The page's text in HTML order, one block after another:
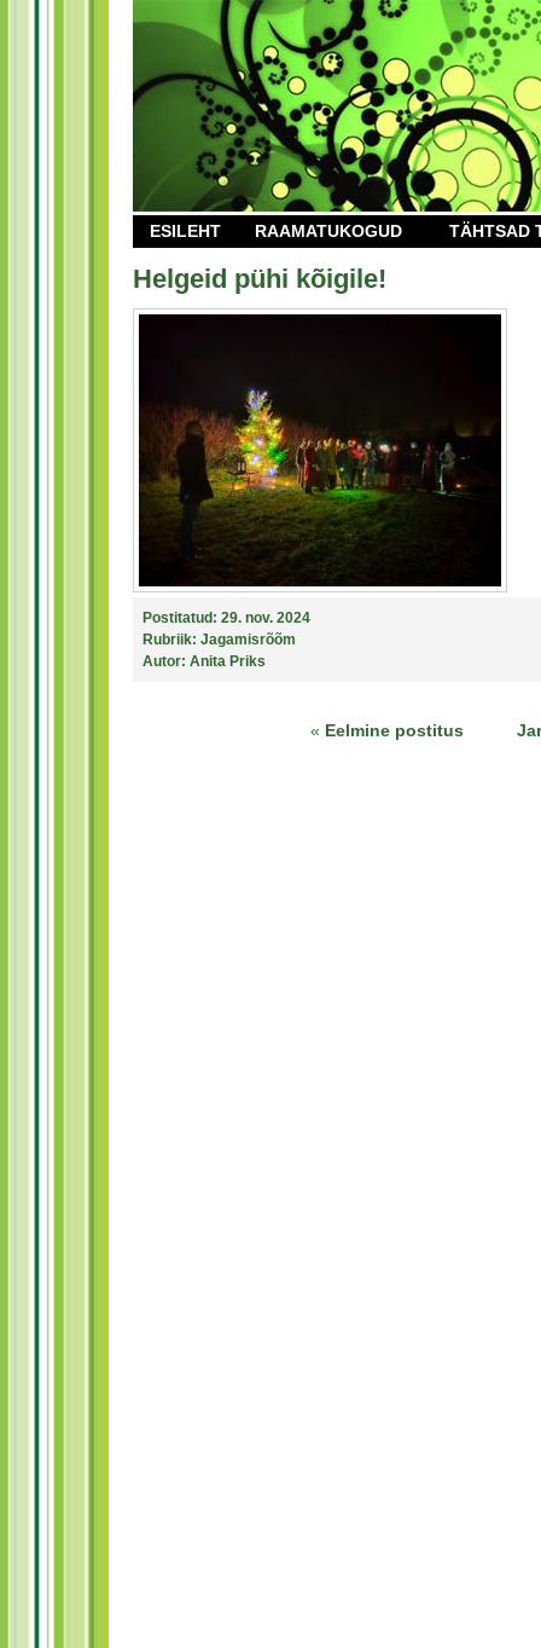
ESILEHT RAAMATUKOGUD TÄHTSAD
Helgeid pühi kõigile!
Postitatud: 29. nov. 2024
Rubriik: Jagamisrõõm
Autor: Anita Priks
« Eelmine postitus